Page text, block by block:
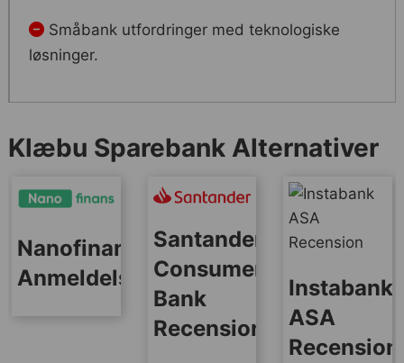
Småbank utfordringer med teknologiske
løsninger.
Klæbu Sparebank Alternativer
Nanofinans
Anmeldelse
Santander
Consumer
Bank
Recension
Instabank
ASA
Recension